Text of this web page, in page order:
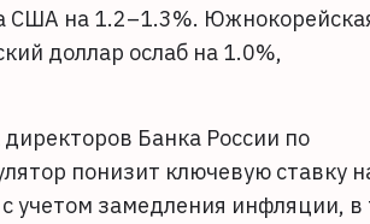
США на 1.2–1.3%.
доллар ослаб на 1.0%,
Банка России по
понизит ключевую ставку
учетом замедления инфляции, в